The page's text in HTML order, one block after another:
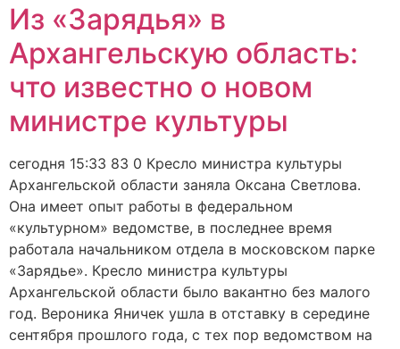
Из «Зарядья» в
Архангельскую область:
что известно о новом
министре культуры
сегодня 15:33 83 0 Кресло министра культуры
Архангельской области заняла Оксана Светлова.
Она имеет опыт работы в федеральном
«культурном» ведомстве, в последнее время
работала начальником отдела в московском парке
«Зарядье». Кресло министра культуры
Архангельской области было вакантно без малого
год. Вероника Яничек ушла в отставку в середине
сентября прошлого года, с тех пор ведомством на